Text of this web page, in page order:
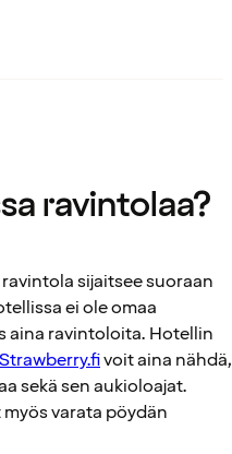
ravintolaa?
sijaitsee suoraan
ei ole omaa
aina ravintoloita. Hotellin
Strawberry.fivoit aina nähdä,
sekä sen aukioloajat.
varata pöydän